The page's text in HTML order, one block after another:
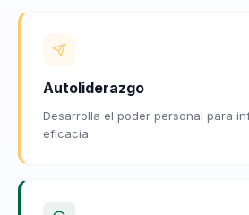
Autoliderazgo
Desarrolla el poder personal para
eficacia